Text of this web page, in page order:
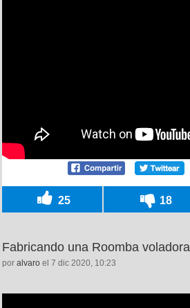
25 18
Fabricando una Roomba voladora
por alvaro el 7 dic 2020, 10:23